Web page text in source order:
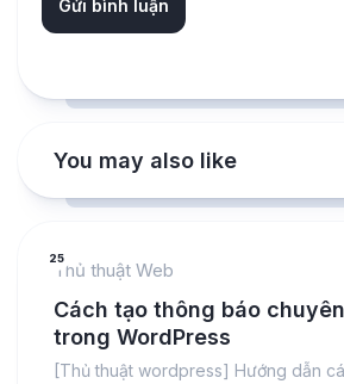
You may also like
25
Thủ thuật Web
Cách tạo thông báo
trong WordPress
[Thủ thuật wordpress] Hướng dẫn